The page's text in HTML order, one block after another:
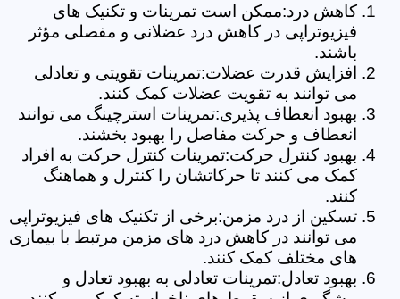
کاهش درد:ممکن است تمرینات و تکنیک های
فیزیوتراپی در کاهش درد عضلانی و مفصلی مؤثر
باشند.
افزایش قدرت عضلات:تمرینات تقویتی و تعادلی
می توانند به تقویت عضلات کمک کنند.
بهبود انعطاف پذیری:تمرینات استرچینگ می توانند
انعطاف و حرکت مفاصل را بهبود بخشند.
بهبود کنترل حرکت:تمرینات کنترل حرکت به افراد
کمک می کنند تا حرکاتشان را کنترل و هماهنگ
کنند.
تسکین از درد مزمن:برخی از تکنیک های فیزیوتراپی
می توانند در کاهش درد های مزمن مرتبط با بیماری
های مختلف کمک کنند.
بهبود تعادل:تمرینات تعادلی به بهبود تعادل و